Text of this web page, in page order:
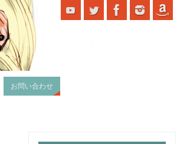
お問い合わせ